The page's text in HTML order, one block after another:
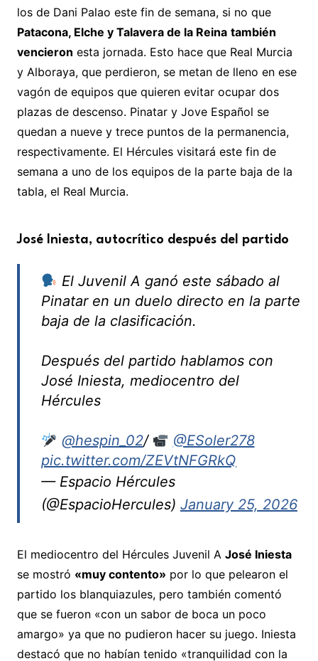
los de Dani Palao este fin de semana, si no que
Patacona, Elche y Talavera de la Reina también
vencieron esta jornada. Esto hace que Real Murcia
y Alboraya, que perdieron, se metan de lleno en ese
vagón de equipos que quieren evitar ocupar dos
plazas de descenso. Pinatar y Jove Español se
quedan a nueve y trece puntos de la permanencia,
respectivamente. El Hércules visitará este fin de
semana a uno de los equipos de la parte baja de la
tabla, el Real Murcia.
José Iniesta, autocrítico después del partido
El Juvenil A ganó este sábado al
Pinatar en un duelo directo en la parte
baja de la clasificación.
Después del partido hablamos con
José Iniesta, mediocentro del
Hércules
@hespin_02/
@ESoler278
pic.twitter.com/ZEVtNFGRkQ
— Espacio Hércules
(@EspacioHercules) January 25, 2026
El mediocentro del Hércules Juvenil A José Iniesta
se mostró «muy contento» por lo que pelearon el
partido los blanquiazules, pero también comentó
que se fueron «con un sabor de boca un poco
amargo» ya que no pudieron hacer su juego. Iniesta
destacó que no habían tenido «tranquilidad con la